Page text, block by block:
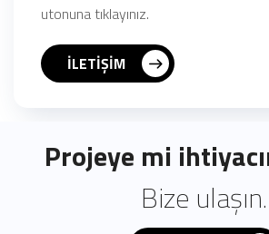
utonuna tıklayınız.
İLETİŞİM
Projeye mi
Bize ulaşın.